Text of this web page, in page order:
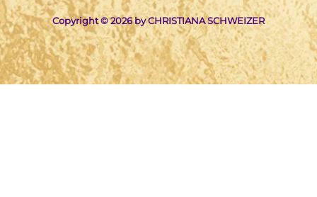
Copyright © 2026 by CHRISTIANA SCHWEIZER